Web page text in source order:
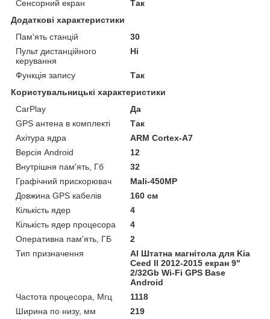
Сенсорний екран
Так
Додаткові характеристики
Пам'ять станцій
30
Пульт дистанційного
керування
Ні
Функція запису
Так
Користувальницькі характеристики
CarPlay
Да
GPS антена в комплекті
Так
Ахітура ядра
ARM Cortex-A7
Версія Android
12
Внутрішня пам'ять, Гб
32
Графічний прискорювач
Mali-450MP
Довжина GPS кабелів
160 см
Кількість ядер
4
Кількість ядер процесора
4
Оперативна пам'ять, ГБ
2
Тип призначення
Al Штатна магнітола для Kia
Ceed II 2012-2015 екран 9"
2/32Gb Wi-Fi GPS Base
Android
Частота процесора, Мгц
1118
Ширина по низу, мм
219